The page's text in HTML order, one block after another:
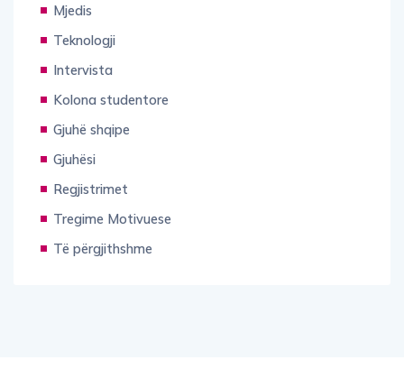
Mjedis
Teknologji
Intervista
Kolona studentore
Gjuhë shqipe
Gjuhësi
Regjistrimet
Tregime Motivuese
Të përgjithshme